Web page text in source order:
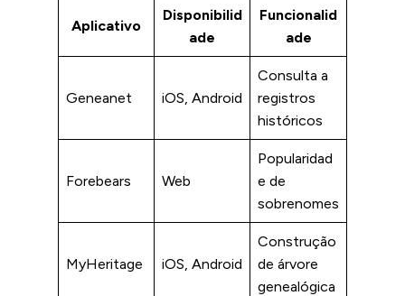
Aplicativo
Disponibilid
ade
Funcionalid
ade
Geneanet iOS, Android
Consulta a
registros
históricos
Forebears Web
Popularidad
e de
sobrenomes
MyHeritage iOS, Android
Construção
de árvore
genealógica